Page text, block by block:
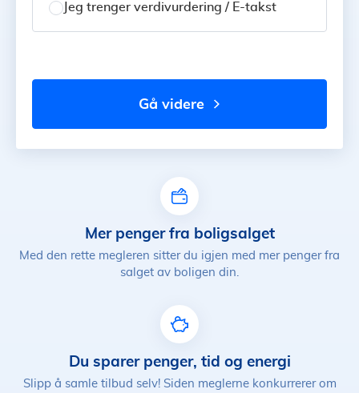
Jeg trenger verdivurdering / E-takst
gå videre
Mer penger fra boligsalget
Med den rette megleren sitter du igjen med mer penger fra
salget av boligen din.
Du sparer penger, tid og energi
Slipp å samle tilbud selv! Siden meglerne konkurrerer om